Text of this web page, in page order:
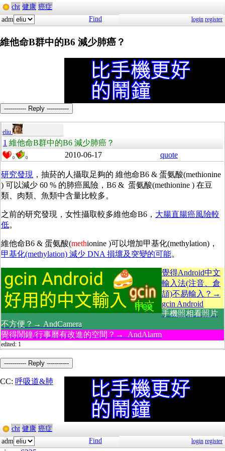
cht 健康 癌症
adm
Find login register
維他命B群中的B6 減少肺癌？
----------- Reply -----------
eliu
1 維他命B群中的B6 減少肺癌？
0 0 2010-06-17 quote
研究發現 ，抽菸的人攝取足夠的 維他命B6 & 蛋氨酸(methionine
) 可以減少 60 % 的肺癌風險，B6 & 蛋氨酸(methionine ) 在豆
類、肉類、魚類中含量比較多。
之前的研究發現，女性攝取較多維他命B6， 大腸直腸癌風險較
低。
維他命B6 & 蛋氨酸(methionine )可以增加甲基化(methylation)，
甲基化(methylation) 減少 DNA 損壞及突變的可能。
覺得Android中文
輸入法(注音、倉
頡)不易輸入？→
gcin Android
手機照相看照片
不方便？→ AndCamera
覺得鬧鐘/行事曆有改進的空間？→ AndAlarm
edited: 1
----------- Reply -----------
CC: 呼吸道&肺
cht 健康 癌症
adm
Find login register